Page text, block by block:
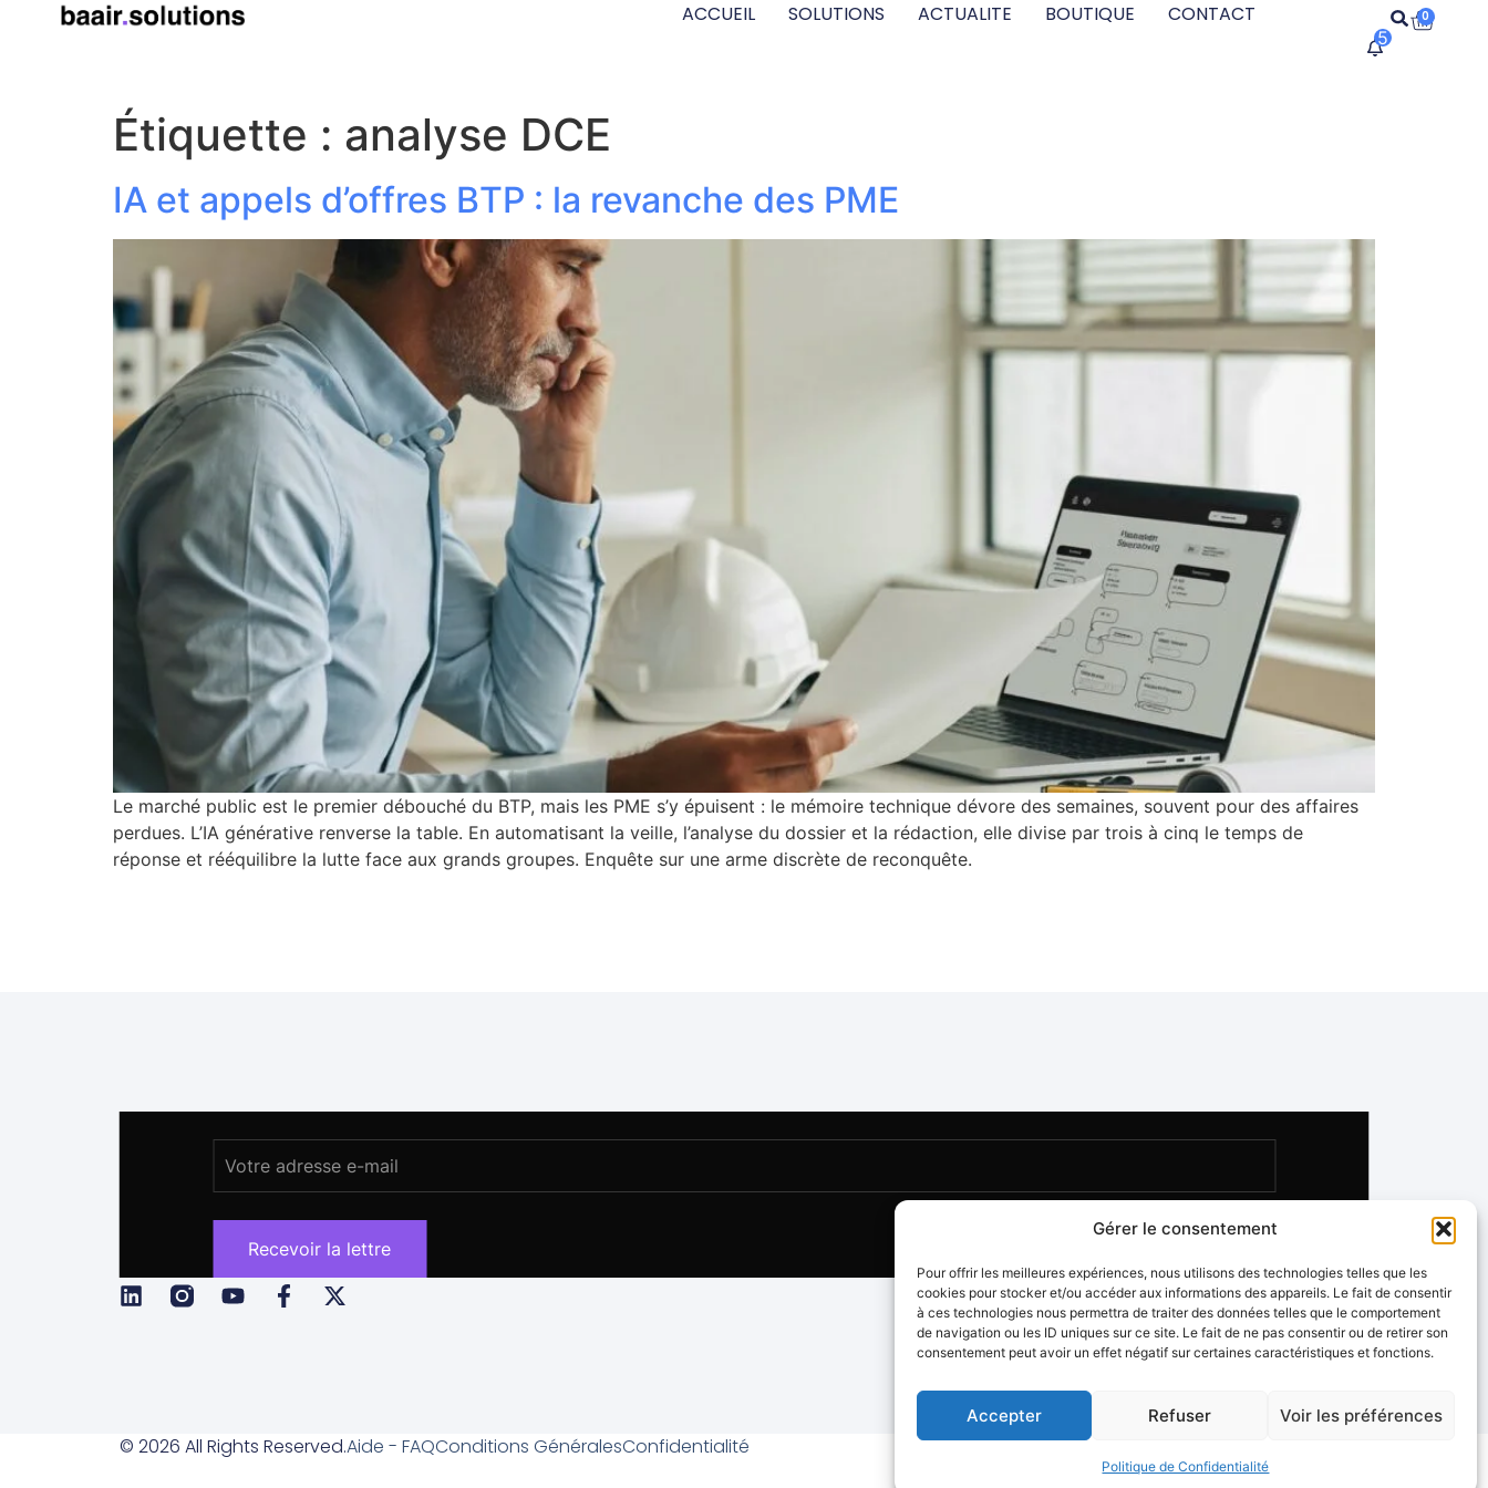
Gérer le consentement
Pour offrir les meilleures expériences, nous utilisons des technologies telles que les
cookies pour stocker et/ou accéder aux informations des appareils. Le fait de consentir
à ces technologies nous permettra de traiter des données telles que le comportement
de navigation ou les ID uniques sur ce site. Le fait de ne pas consentir ou de retirer son
consentement peut avoir un effet négatif sur certaines caractéristiques et fonctions.
Accepter Refuser Voir les préférences
Politique de Confidentialité
ACCUEIL SOLUTIONS ACTUALITE BOUTIQUE CONTACT
5
0
Étiquette : analyse DCE
IA et appels d’offres BTP : la revanche des PME
Le marché public est le premier débouché du BTP, mais les PME s’y épuisent : le mémoire technique dévore des semaines, souvent pour des affaires
perdues. L’IA générative renverse la table. En automatisant la veille, l’analyse du dossier et la rédaction, elle divise par trois à cinq le temps de
réponse et rééquilibre la lutte face aux grands groupes. Enquête sur une arme discrète de reconquête.
© 2026 All Rights Reserved.Aide - FAQConditions GénéralesConfidentialité